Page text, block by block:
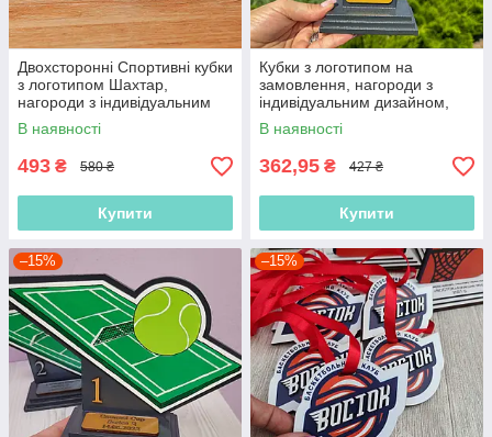
Двохсторонні Спортивні кубки
з логотипом Шахтар,
нагороди з індивідуальним
дизайном, спортивні
нагороди, спортивні кубки
В наявності
493 ₴ 580 ₴
Купити
Кубки з логотипом на
замовлення, нагороди з
індивідуальним дизайном,
нагороди для конкурсів,
промо кубки, кубок танці
В наявності
362,95 ₴ 427 ₴
Купити
–15% –15%